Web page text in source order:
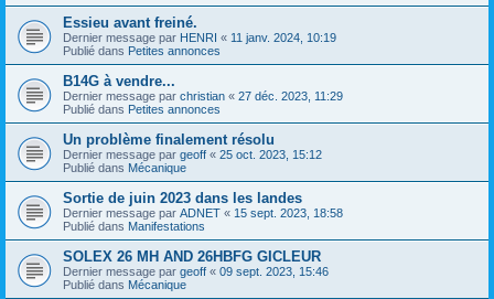
Essieu avant freiné.
Dernier message par HENRI « 11 janv. 2024, 10:19
Publié dans Petites annonces
B14G à vendre...
Dernier message par christian « 27 déc. 2023, 11:29
Publié dans Petites annonces
Un problème finalement résolu
Dernier message par geoff « 25 oct. 2023, 15:12
Publié dans Mécanique
Sortie de juin 2023 dans les landes
Dernier message par ADNET « 15 sept. 2023, 18:58
Publié dans Manifestations
SOLEX 26 MH AND 26HBFG GICLEUR
Dernier message par geoff « 09 sept. 2023, 15:46
Publié dans Mécanique